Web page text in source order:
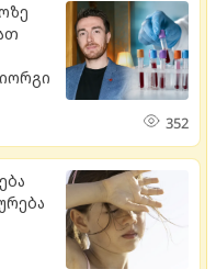
352